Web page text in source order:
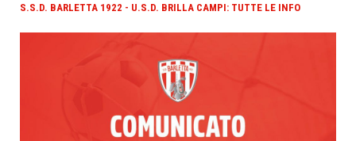
S.S.D. BARLETTA 1922 - U.S.D. BRILLA CAMPI: TUTTE LE INFO